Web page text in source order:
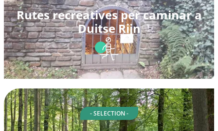
Rutes recreatives per caminar a
Duitse Rijn
- SELECTION -